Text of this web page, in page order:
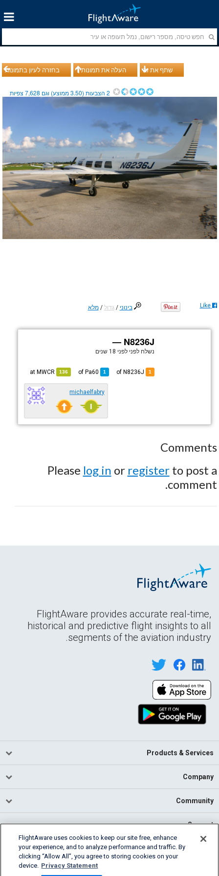
בחזרה לעיון בתמונות העלה את תמונותיך שתף את זה
2הצבעות (3.50ממוצע) וגם 7,628צפיות
בינוני / גדול /מלא Like
N8236J —
נשלח לפני לפני 18 שנים
1
1
Pa60
136
MWCR
michaelfabry
Comments
Please log in or registerto post a
comment.
FlightAware provides accurate real-time,
historical and predictive flight insights to all
segments of the aviation industry.
Products & Services
Company
Community
Support
FlightAware uses cookies to keep our site free, enhance
your experience, and to analyze performance and traffic. By
clicking “Allow All”, you agree to storing cookies on your
device. Privacy Statement